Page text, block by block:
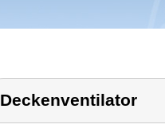
Deckenventilator